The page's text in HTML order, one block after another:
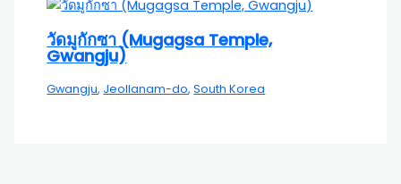
วัดมูกักซา (Mugagsa Temple,
Gwangju)
Gwangju, Jeollanam-do,South Korea